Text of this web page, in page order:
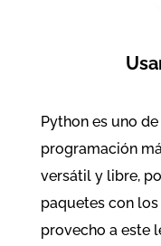
Python es uno
programación
versátil y libre,
paquetes con
provecho a este